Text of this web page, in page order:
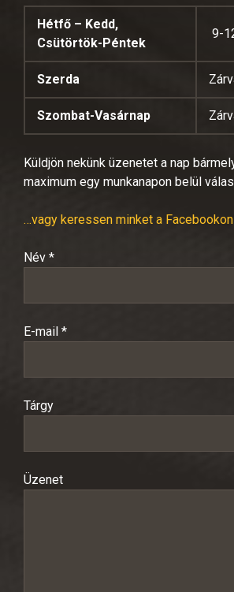
Hétfő – Kedd,
Csütörtök-Péntek
9-
Szerda
Szombat-Vasárnap
Küldjön nekünk üzenetet a nap
maximum egy munkanapon belül
…vagy keressen minket a
Név *
E-mail *
Tárgy
Üzenet